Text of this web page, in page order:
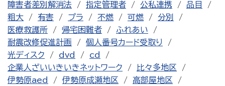
障害者差別解消法
指定管理者 公私連携
品目
粗大
有害 プラ 不燃 可燃
分別
医療救護所
帰宅困難者
ふれあい
耐震改修促進計画
個人番号カード受取り
光ディスク
dvd
cd
企業人ざいいきいきネットワーク
比々多地区
伊勢原aed
伊勢原成瀬地区
高部屋地区